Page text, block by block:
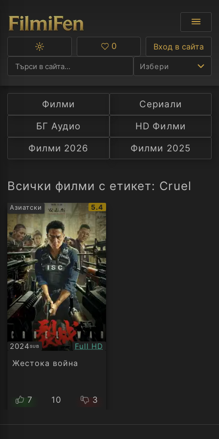
Избери
Ф
С
А
Превключване
тъмна
тема
Любими
0 Вход в сайта
Филми
Сериали
БГ Аудио
HD Филми
Филми 2026
Филми 2025
Всички филми с етикет: Cruel
Азиатски
IMDb
рейтинг:
5.4
2024SUB
Субтитри Качество:
Full HD
Жестока война
7 10 3